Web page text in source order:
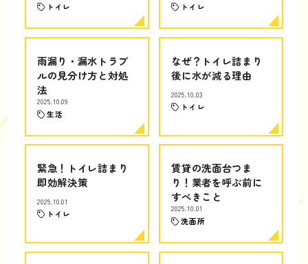
トイレ トイレ
雨漏り・漏水トラブ
ルの見分け方と対処
法
2025.10.09
生活
なぜ？トイレ詰まり
後に水が減る理由
2025.10.03
トイレ
緊急！トイレ詰まり
即効解決策
2025.10.01
トイレ
賃貸の洗面台つま
り！業者を呼ぶ前に
すべきこと
2025.10.01
洗面所